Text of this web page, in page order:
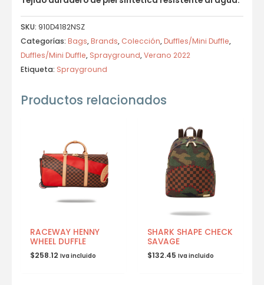
SKU: 910D4182NSZ
Categorías: Bags,Brands, Colección,Duffles/Mini Duffle,
Duffles/Mini Duffle, Sprayground,Verano 2022
Etiqueta: Sprayground
Productos relacionados
RACEWAY HENNY
WHEEL DUFFLE
$258.12 Iva incluido
SHARK SHAPE CHECK
SAVAGE
$132.45 Iva incluido